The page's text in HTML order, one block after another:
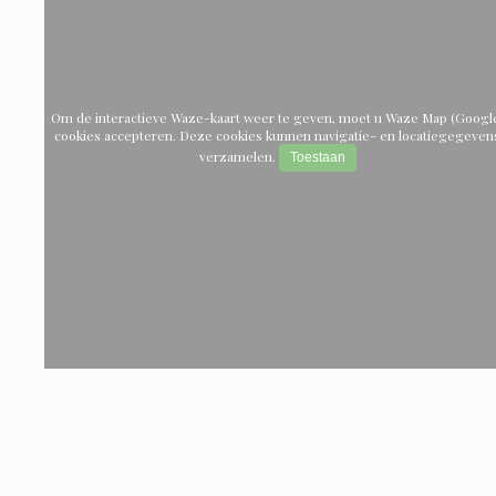
Om de interactieve Waze-kaart weer te geven, moet u Waze Map
cookies accepteren. Deze cookies kunnen navigatie- en
verzamelen.
Toestaan